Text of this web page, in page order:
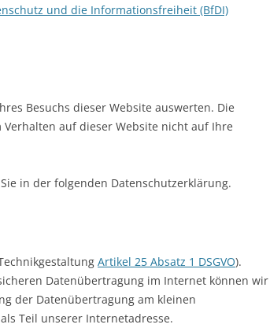
und die Informationsfreiheit (BfDI)
Besuchs dieser Website auswerten. Die
auf dieser Website nicht auf Ihre
in der folgenden Datenschutzerklärung.
Artikel 25 Absatz 1 DSGVO).
Datenübertragung im Internet können wir
der Datenübertragung am kleinen
Teil unserer Internetadresse.